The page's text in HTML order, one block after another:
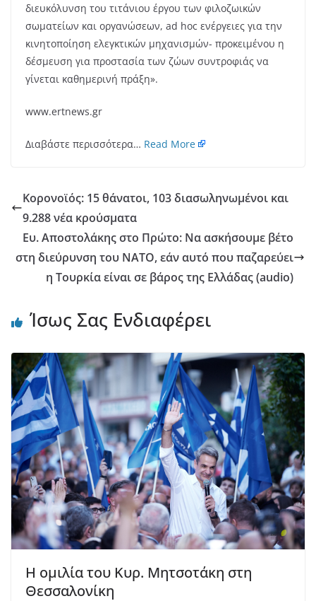
διευκόλυνση του τιτάνιου έργου των φιλοζωικών
σωματείων και οργανώσεων, ad hoc ενέργειες για την
κινητοποίηση ελεγκτικών μηχανισμών- προκειμένου η
δέσμευση για προστασία των ζώων συντροφιάς να
γίνεται καθημερινή πράξη».
www.ertnews.gr
Διαβάστε περισσότερα… Read More
Κορονοϊός: 15 θάνατοι, 103 διασωληνωμένοι και
9.288 νέα κρούσματα
Ευ. Αποστολάκης στο Πρώτο: Να ασκήσουμε βέτο
στη διεύρυνση του ΝΑΤΟ, εάν αυτό που παζαρεύει
η Τουρκία είναι σε βάρος της Ελλάδας (audio)
Ίσως Σας Ενδιαφέρει
Η ομιλία του Κυρ. Μητσοτάκη στη
Θεσσαλονίκη